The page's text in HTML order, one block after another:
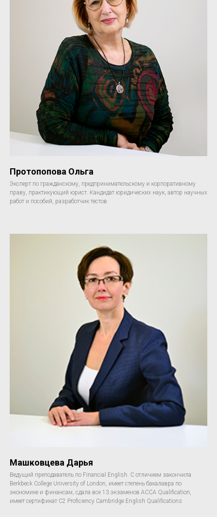
Протопопова Ольга
Эксперт по гражданскому, предпринимательскому и корпоративному
праву, практикующий юрист. Кандидат юридических наук, автор научных
работ и пособий, разработчик тестов
Машковцева Дарья
Ведущий преподаватель по Financial English. С отличием закончила
Berkbeck College University of London, имеет степень бакалавра по
экономике и финансам, сдала все 13 экзаменов АССА Qualification,
имеет сертификат C2 Proficiency Cambridge English Qualifications